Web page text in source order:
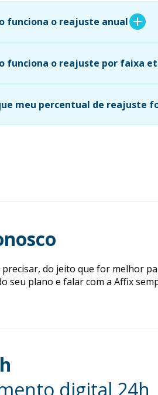
funciona o reajuste anual
funciona o reajuste por faixa
meu percentual de reajuste
precisar, do jeito que for melhor
seu plano e falar com a Affix
digital 24h